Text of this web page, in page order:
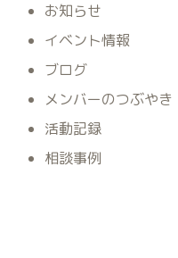
お知らせ
イベント情報
ブログ
メンバーのつぶやき
活動記録
相談事例